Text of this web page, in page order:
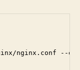
nginx.conf --